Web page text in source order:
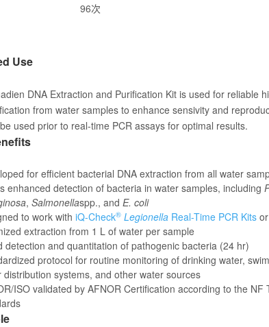
96次
Use
DNA Extraction and Purification Kit is used for reliable
from water samples to enhance sensivity and
used prior to real-time PCR assays for optimal results.
for efficient bacterial DNA extraction from all water
enhanced detection of bacteria in water samples, including
, Salmonellaspp., and E. coli
to work with iQ-Check® Legionella Real-Time PCR Kits
extraction from 1 L of water per sample
detection and quantitation of pathogenic bacteria (24 hr)
protocol for routine monitoring of drinking water,
distribution systems, and other water sources
ISO validated by AFNOR Certification according to the NF